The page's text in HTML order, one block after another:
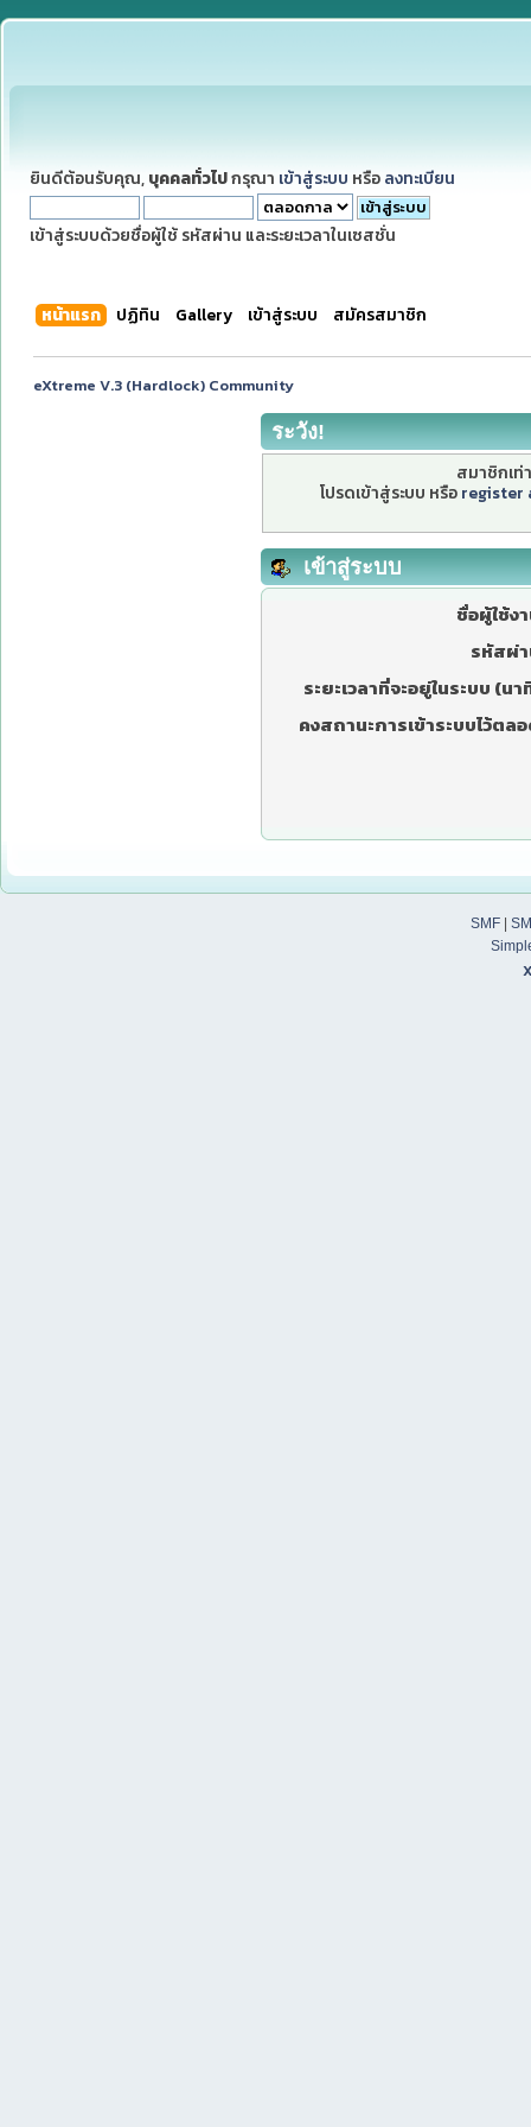
ยินดีต้อนรับคุณ, บุคคลทั่วไปกรุณา เข้าสู่ระบบ หรือ ลงทะเบียน
เข้าสู่ระบบด้วยชื่อผู้ใช้ รหัสผ่าน และระยะเวลาในเซสชั่น
หน้าแรก ปฏิทิน Gallery เข้าสู่ระบบ สมัครสมาชิก
eXtreme V.3 (Hardlock) Community
ระวัง!
สมาชิกเท่
โปรดเข้าสู่ระบบ หรือ register
เข้าสู่ระบบ
ชื่อผู้ใช้ง
รหัสผ่
ระยะเวลาที่จะอยู่ในระบบ (นา
คงสถานะการเข้าระบบไว้ตล
SMF|